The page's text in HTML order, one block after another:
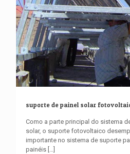
suporte de painel solar
Como a parte principal do sistema
solar, o suporte fotovoltaico
importante no sistema de suporte
painéis […]